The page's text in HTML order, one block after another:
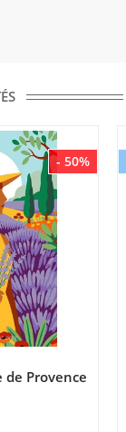
- 50%
de Provence